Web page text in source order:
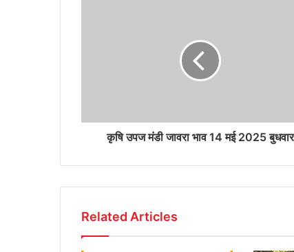
कृषि उपज मंडी जावरा भाव 14 मई 2025 बुधवार
Related Articles